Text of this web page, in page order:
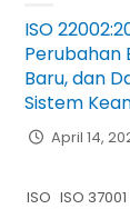
ISO
Perubahan
Baru, dan
Sistem
April 14,
ISO ISO 37001